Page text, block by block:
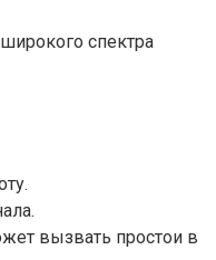
спектра
вызвать простои в